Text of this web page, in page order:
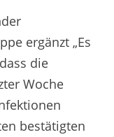
ergänzt „Es
die
Woche
bestätigten